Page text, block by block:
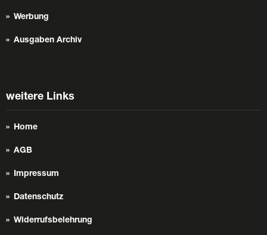
Werbung
Ausgaben Archiv
weitere Links
Home
AGB
Impressum
Datenschutz
Widerrufsbelehrung